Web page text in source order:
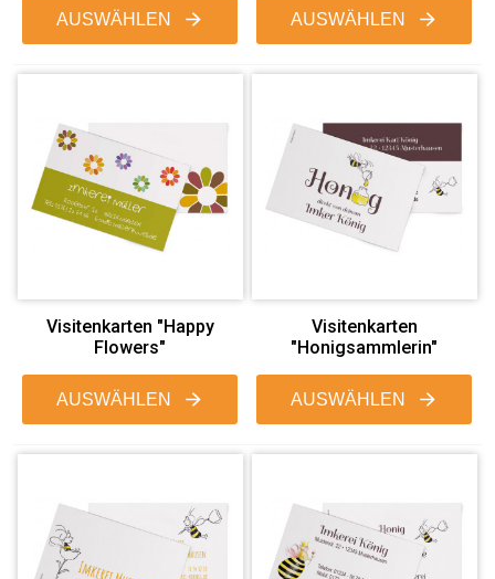
AUSWÄHLEN AUSWÄHLEN
Visitenkarten "Happy
Flowers"
AUSWÄHLEN
Visitenkarten
"Honigsammlerin"
AUSWÄHLEN